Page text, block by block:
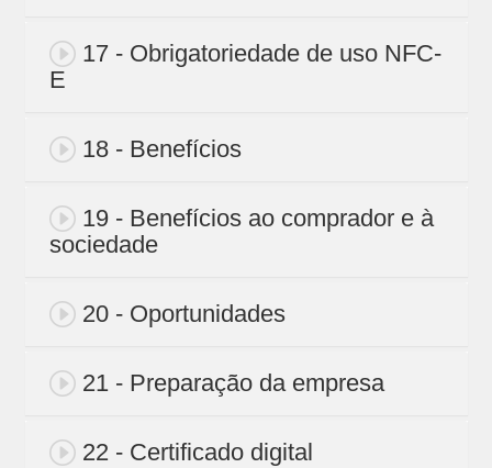
17 - Obrigatoriedade de uso NFC-
E
18 - Benefícios
19 - Benefícios ao comprador e à
sociedade
20 - Oportunidades
21 - Preparação da empresa
22 - Certificado digital